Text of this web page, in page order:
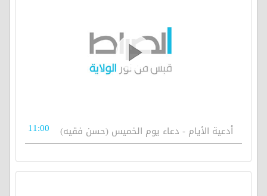
أدعية الأيام - دعاء يوم الخميس (حسن فقيه) 11:00